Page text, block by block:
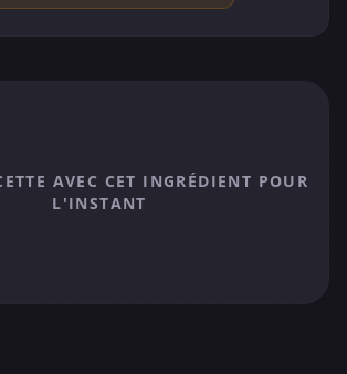
AVEC CET INGRÉDIENT POUR
L'INSTANT